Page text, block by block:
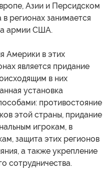
Азии и Персидском
регионах занимается
армии США.
Америки в этих
является придание
в них
установка
противостояние
этой страны, придание
игрокам, в
защита этих регионов
а также укрепление
сотрудничества.